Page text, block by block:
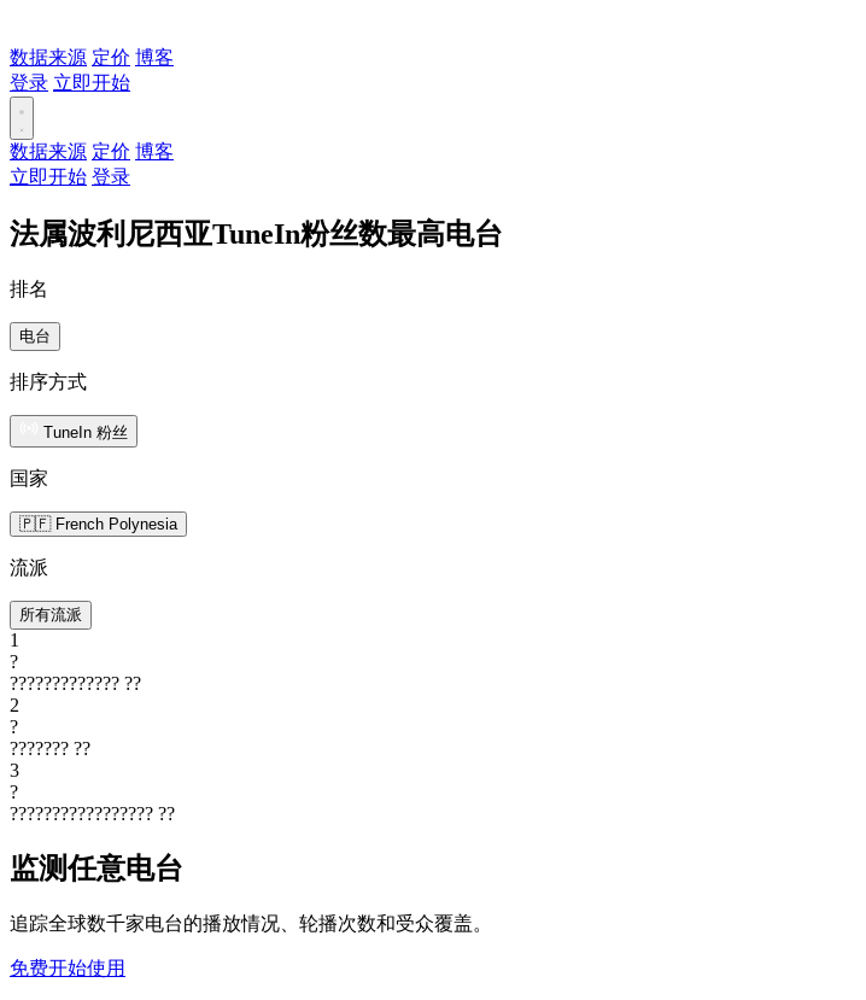
数据来源 定价 博客
登录 立即开始
数据来源 定价 博客
立即开始 登录
法属波利尼西亚TuneIn粉丝数最高电台
排名
电台
排序方式
TuneIn 粉丝
国家
🇵🇫 French Polynesia
流派
所有流派
1
?
????????????? ??
2
?
??????? ??
3
?
????????????????? ??
监测任意电台
追踪全球数千家电台的播放情况、轮播次数和受众覆盖。
免费开始使用